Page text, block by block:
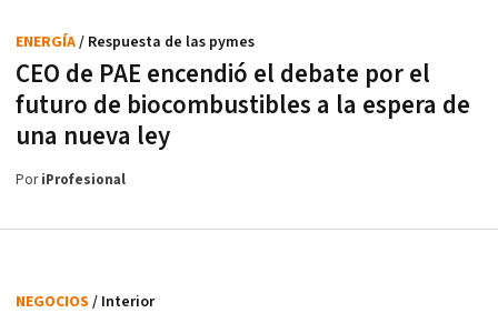
CEO de PAE encendió el debate por el
futuro de biocombustibles a la espera de
una nueva ley
ENERGÍA/ Respuesta de las pymes
PoriProfesional
NEGOCIOS / Interior